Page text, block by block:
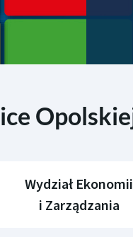
Wydział Ekonomii
i Zarządzania